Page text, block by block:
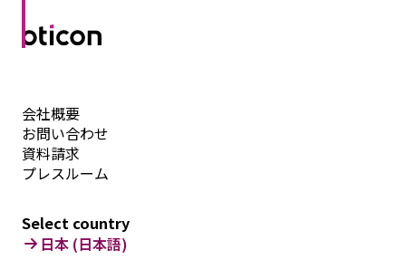
会社概要
お問い合わせ
資料請求
プレスルーム
Select country
日本 (日本語)